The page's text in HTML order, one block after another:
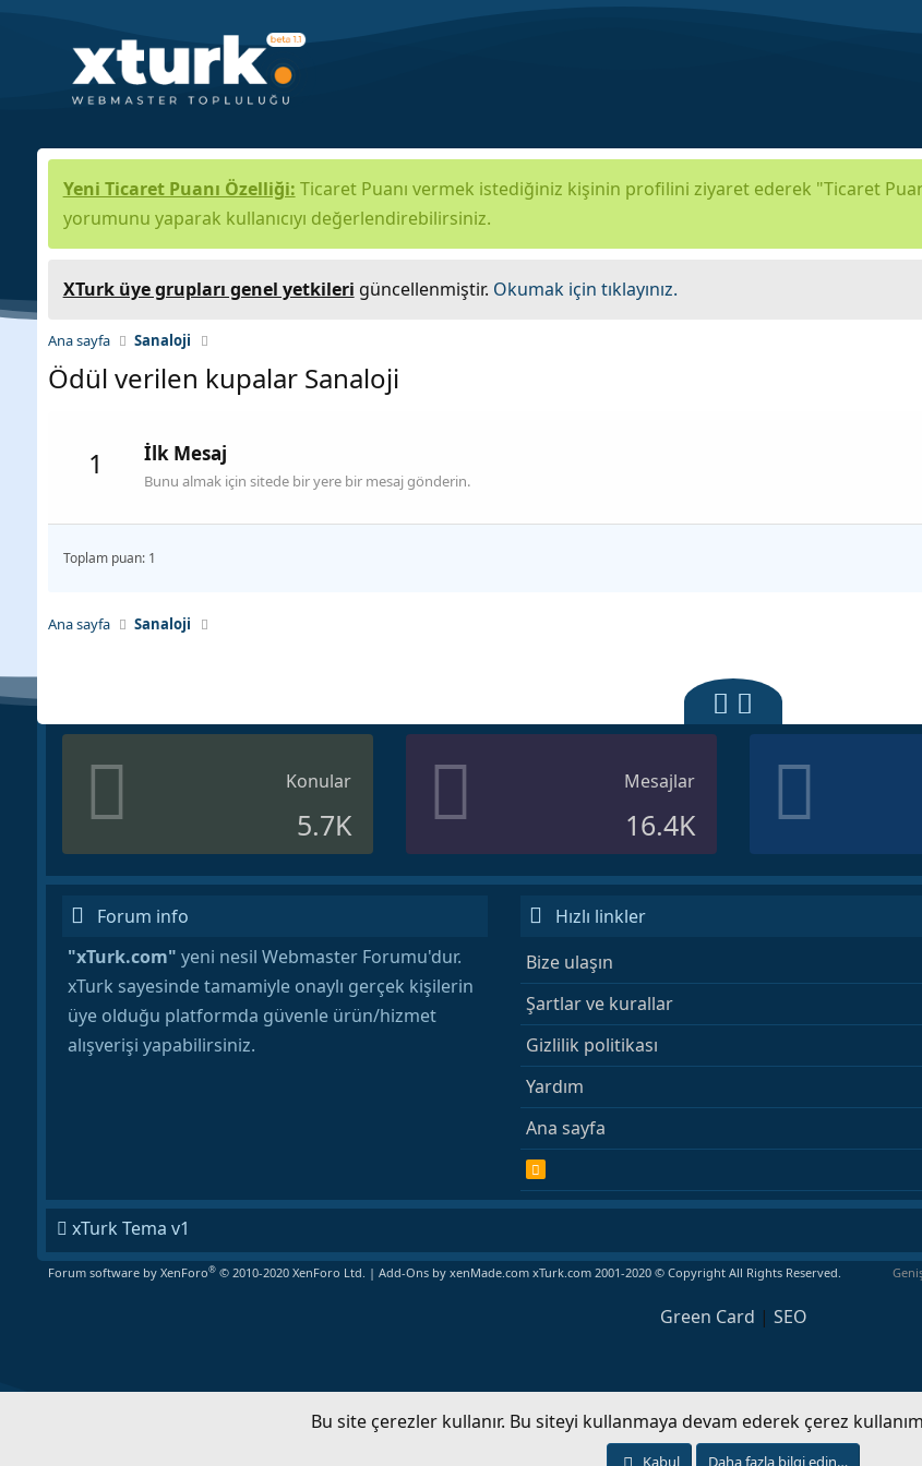
Yeni Ticaret Puanı Özelliği: Ticaret Puanı vermek istediğiniz kişinin profilini ziyaret ederek "Ticaret
yorumunu yaparak kullanıcıyı değerlendirebilirsiniz.
XTurk üye grupları genel yetkileri güncellenmiştir. Okumak için tıklayınız.
Ana sayfa Sanaloji
Ödül verilen kupalar Sanaloji
1 İlk Mesaj
Bunu almak için sitede bir yere bir mesaj gönderin.
Toplam puan: 1
Ana sayfa Sanaloji
Konular
5.7K
Mesajlar
16.4K
Forum info
"xTurk.com" yeni nesil Webmaster Forumu'dur.
xTurk sayesinde tamamiyle onaylı gerçek kişilerin
üye olduğu platformda güvenle ürün/hizmet
alışverişi yapabilirsiniz.
Hızlı linkler
Bize ulaşın
Şartlar ve kurallar
Gizlilik politikası
Yardım
Ana sayfa
R
S
S
xTurk Tema v1
Forum software by XenForo® © 2010-2020 XenForo Ltd. | Add-Onsby xenMade.com xTurk.com 2001-2020 © Copyright All Rights Reserved.
Green Card | SEO
Bu site çerezler kullanır. Bu siteyi kullanmaya devam ederek çerez
Kabul Daha fazla bilgi edin…